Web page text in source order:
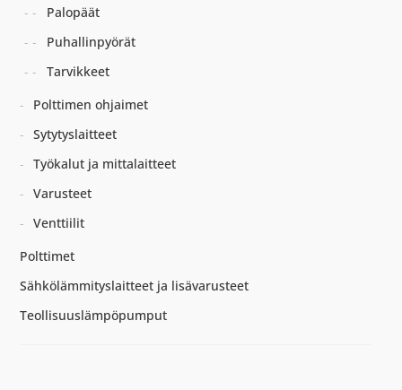
Palopäät
Puhallinpyörät
Tarvikkeet
Polttimen ohjaimet
Sytytyslaitteet
Työkalut ja mittalaitteet
Varusteet
Venttiilit
Polttimet
Sähkölämmityslaitteet ja lisävarusteet
Teollisuuslämpöpumput